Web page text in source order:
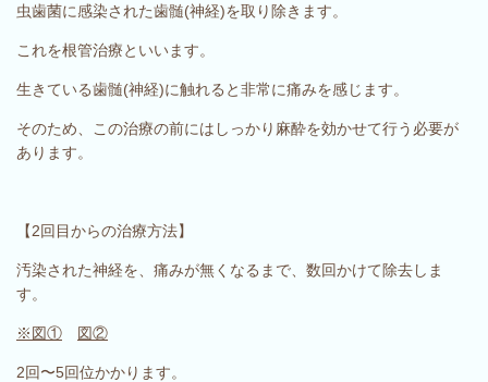
虫歯菌に感染された歯髄(神経)を取り除きます。
これを根管治療といいます。
生きている歯髄(神経)に触れると非常に痛みを感じます。
そのため、この治療の前にはしっかり麻酔を効かせて行う必要が
あります。
【2回目からの治療方法】
汚染された神経を、痛みが無くなるまで、数回かけて除去しま
す。
※図① 図②
2回〜5回位かかります。